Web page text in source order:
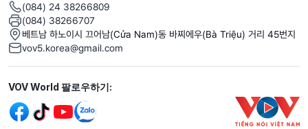
(084) 24 38266809
(084) 38266707
베트남 하노이시 끄어남(Cửa Nam)동 바찌에우(Bà Triệu) 거리 45번지
vov5.korea@gmail.com
Mạng xã hội
VOV World 팔로우하기: